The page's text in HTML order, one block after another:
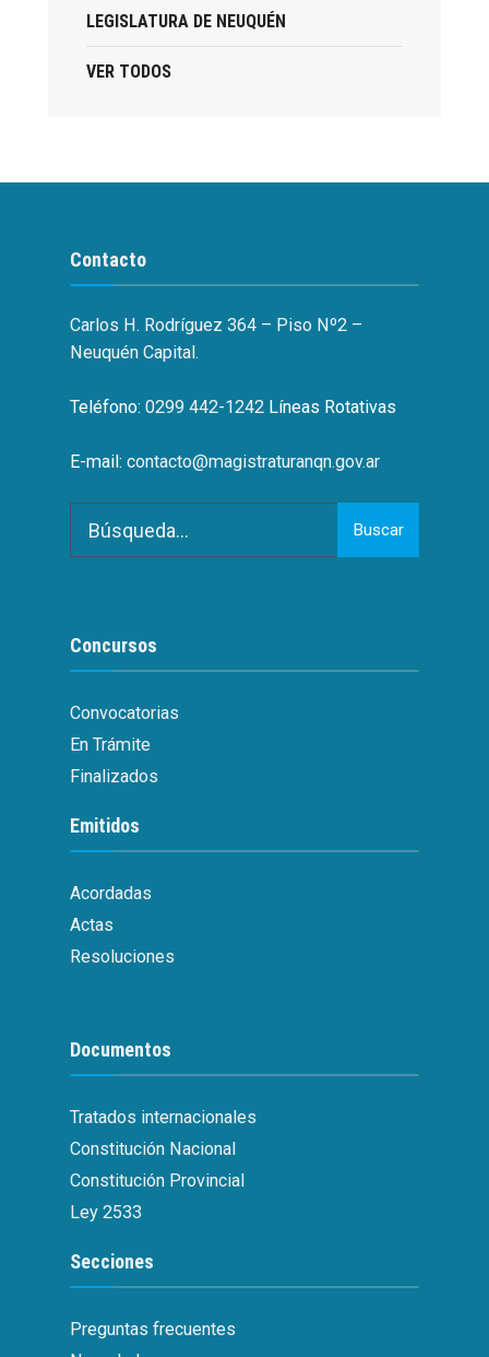
LEGISLATURA DE NEUQUÉN
VER TODOS
Contacto
Carlos H. Rodríguez 364 – Piso Nº2 –
Neuquén Capital.
Teléfono: 0299 442-1242 Líneas Rotativas
E-mail: contacto@magistraturanqn.gov.ar
for:
Buscar
Concursos
Convocatorias
En Trámite
Finalizados
Emitidos
Acordadas
Actas
Resoluciones
Documentos
Tratados internacionales
Constitución Nacional
Constitución Provincial
Ley 2533
Secciones
Preguntas frecuentes